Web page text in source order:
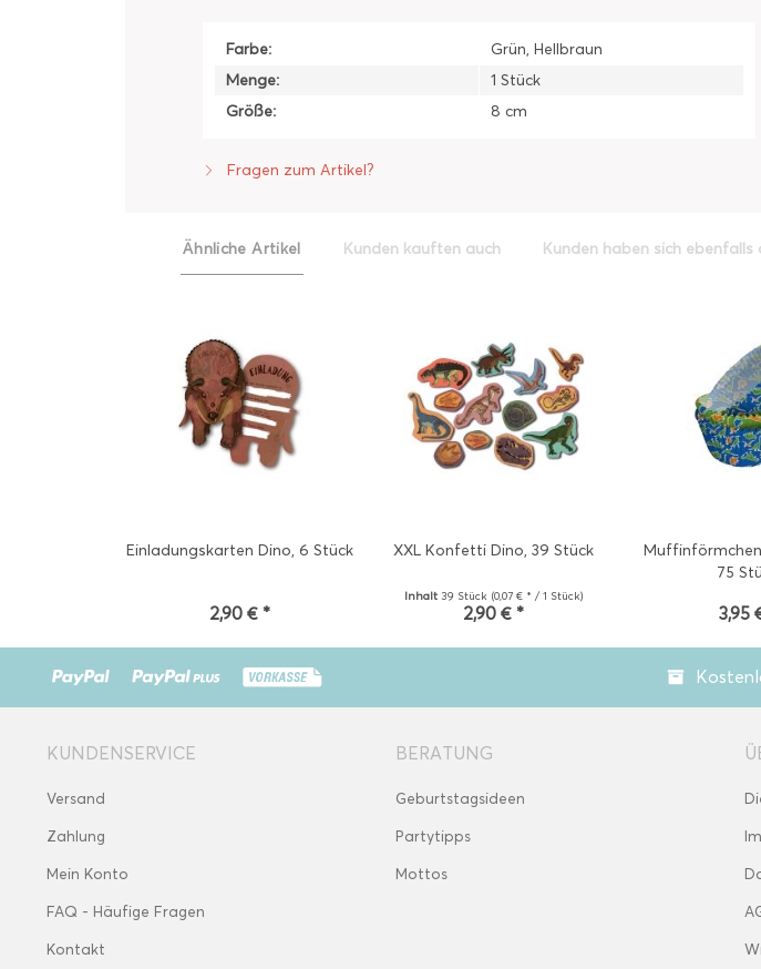
Farbe:
Grün, Hellbraun
Menge:
1 Stück
Größe:
8 cm
Fragen zum Artikel?
Ähnliche Artikel Kunden kauften auch Kunden haben sich ebenfalls
Einladungskarten Dino, 6 Stück
2,90 € *
XXL Konfetti Dino, 39 Stück
Inhalt 39 Stück (0,07 € * / 1 Stück)
2,90 € *
75
3,95
KUNDENSERVICE
Versand
Zahlung
Mein Konto
FAQ - Häufige Fragen
Kontakt
BERATUNG
Geburtstagsideen
Partytipps
Mottos